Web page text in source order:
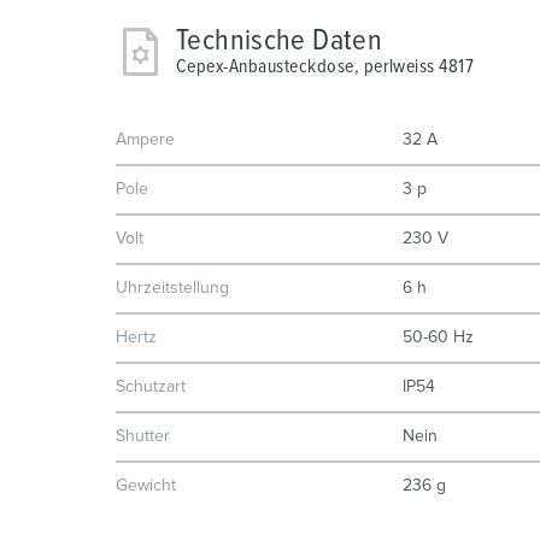
Technische Daten
Cepex-Anbausteckdose, perlweiss 4817
Ampere 32 A
Pole 3 p
Volt 230 V
Uhrzeitstellung 6 h
Hertz 50-60 Hz
Schutzart IP54
Shutter Nein
Gewicht 236 g